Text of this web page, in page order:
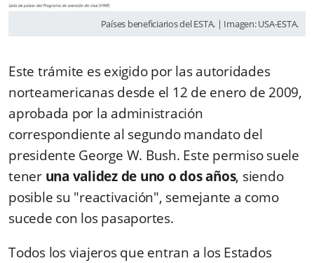
Países beneficiarios del ESTA. | Imagen: USA-ESTA.
Este trámite es exigido por las autoridades
norteamericanas desde el 12 de enero de 2009,
aprobada por la administración
correspondiente al segundo mandato del
presidente George W. Bush. Este permiso suele
teneruna validez de uno o dos años, siendo
posible su "reactivación", semejante a como
sucede con los pasaportes.
Todos los viajeros que entran a los Estados